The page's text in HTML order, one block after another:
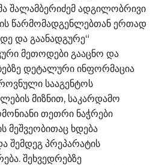
შალამბერიძემ ადგილობრივი
წარმომადგენლებთან ერთად
და გაანადგურე“
მეთოდები გააცნო და
დეტალური ინფორმაცია
სააგენტოს
მიზნით, საკარდამო
თეთრი ნაჭრები
მეშვეობითაც ხდება
შემდეგ პრეპარატის
შეხვედრებზე